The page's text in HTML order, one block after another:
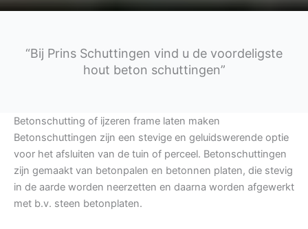
“Bij Prins Schuttingen vind u de voordeligste
hout beton schuttingen”
Betonschutting of ijzeren frame laten maken
Betonschuttingen zijn een stevige en geluidswerende optie
voor het afsluiten van de tuin of perceel. Betonschuttingen
zijn gemaakt van betonpalen en betonnen platen, die stevig
in de aarde worden neerzetten en daarna worden afgewerkt
met b.v. steen betonplaten.